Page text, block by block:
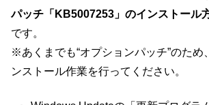
パッチ「KB5007253」のインストール
です。
※あくまでも“オプションパッチ”のため
ンストール作業を行ってください。